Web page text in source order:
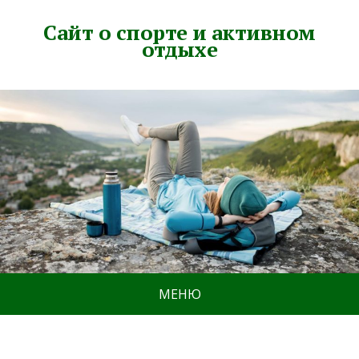
Сайт о спорте и активном
отдыхе
МЕНЮ